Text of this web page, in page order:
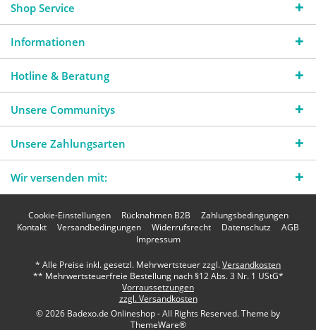
Shop Service
Informationen
Hotline & Beratung
Unsere Communitys
Unsere Zahlungsarten
Wir versenden mit:
Cookie-Einstellungen Rücknahmen B2B
Zahlungsbedingungen
Kontakt
Versandbedingungen Widerrufsrecht Datenschutz
AGB
Impressum
* Alle Preise inkl. gesetzl. Mehrwertsteuer zzgl.Versandkosten
** Mehrwertsteuerfreie Bestellung nach §12 Abs. 3 Nr. 1 UStG*
Vorraussetzungen
zzgl. Versandkosten
© 2026 Badexo.de Onlineshop - All Rights Reserved. Theme by
ThemeWare®